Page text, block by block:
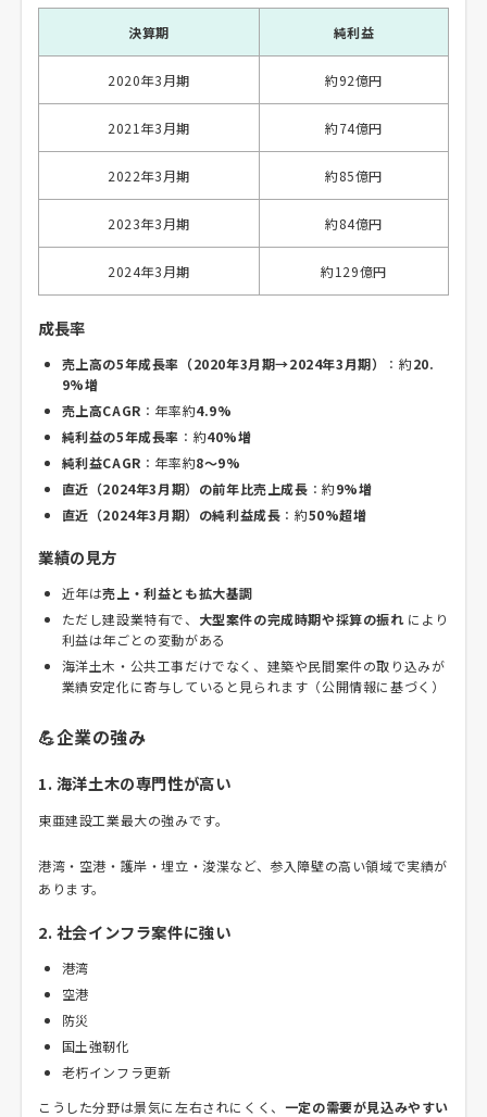
決算期 純利益
2020年3月期 約92億円
2021年3月期 約74億円
2022年3月期 約85億円
2023年3月期 約84億円
2024年3月期 約129億円
成長率
売上高の5年成長率（2020年3月期→2024年3月期） ：約20.
9%増
売上高CAGR ：年率約4.9%
純利益の5年成長率 ：約40%増
純利益CAGR ：年率約8〜9%
直近（2024年3月期）の前年比売上成長 ：約9%増
直近（2024年3月期）の純利益成長 ：約50%超増
業績の見方
近年は売上・利益とも拡大基調
ただし建設業特有で、 大型案件の完成時期や採算の振れにより
利益は年ごとの変動がある
海洋土木・公共工事だけでなく、建築や民間案件の取り込みが
業績安定化に寄与していると見られます（公開情報に基づく）
💪企業の強み
1. 海洋土木の専門性が高い
東亜建設工業最大の強みです。
港湾・空港・護岸・埋立・浚渫など、参入障壁の高い領域で実績が
あります。
2. 社会インフラ案件に強い
港湾
空港
防災
国土強靭化
老朽インフラ更新
こうした分野は景気に左右されにくく、 一定の需要が見込みやすい